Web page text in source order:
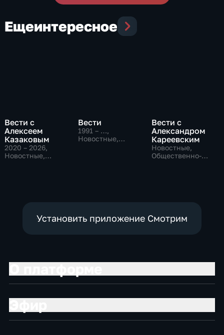
Ещеинтересное
Вести с
Алексеем
Казаковым
2020 – 2026,
Новостные,
Вести
1991 – …,
Новостные,
Вести с
Александром
Кареевским
Новостные,
Общественно-
Установить приложение Смотрим